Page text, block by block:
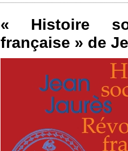
« Histoire
française » de